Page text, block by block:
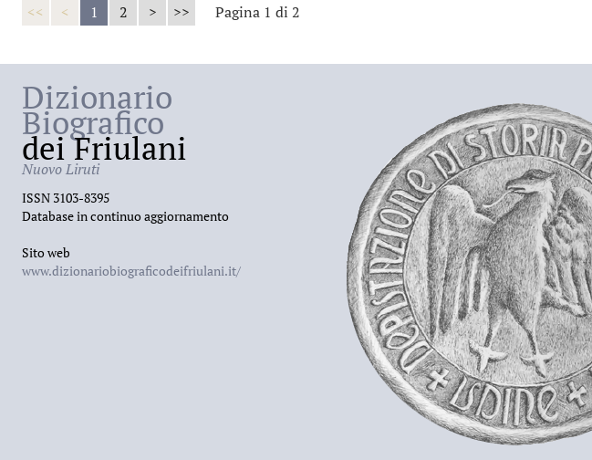
<< < 1 2 > >> Pagina 1 di 2
Dizionario
Biografico
dei Friulani
Nuovo Liruti
ISSN 3103-8395
Database in continuo aggiornamento
Sito web
www.dizionariobiograficodeifriulani.it/